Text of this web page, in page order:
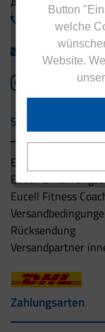
Button
welche
Website.
+49 - 5042 940
info@eucell.de
Service & Versand
Eucell
Eucell
Eucell Fitness
Rücksendung
Versandpartner
Zahlungsarten